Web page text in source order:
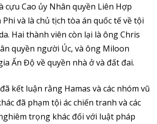
cựu Cao ủy Nhân quyền Liên Hợp
và là chủ tịch tòa án quốc tế về tội
Hai thành viên còn lại là ông Chris
quyền người Úc, và ông Miloon
Ấn Độ về quyền nhà ở và đất đai.
kết luận rằng Hamas và các nhóm vũ
đã phạm tội ác chiến tranh và các
trọng khác đối với luật pháp